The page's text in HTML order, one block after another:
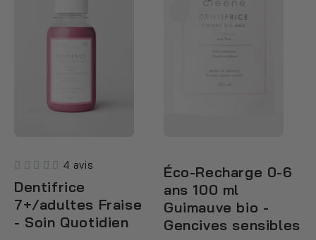
4 avis
Dentifrice
7+/adultes Fraise
- Soin Quotidien
Éco-Recharge 0-6
ans 100 ml
Guimauve bio -
Gencives sensibles